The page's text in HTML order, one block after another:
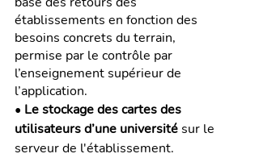
établissements en fonction des
besoins concrets du terrain,
permise par le contrôle par
l’enseignement supérieur de
l’application.
• Le stockage des cartes des
utilisateurs d’une université sur le
serveur de l'établissement.